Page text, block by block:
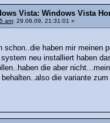
Vista: Windows Vista
am: 29.06.09, 21:31:01 »
schon..die haben mir meinen
neu installiert haben
die aber
die variante